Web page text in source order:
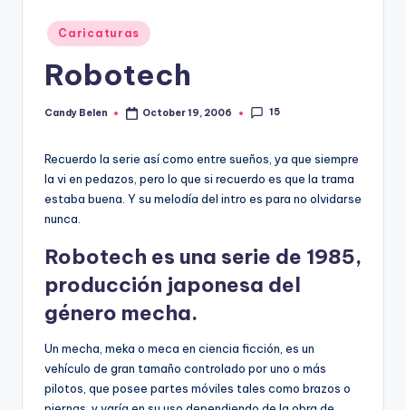
Posted
in
Caricaturas
Robotech
Posted
Candy Belen October 19, 2006 15
Recuerdo la serie así­ como entre sueños, ya que siempre
la vi en pedazos, pero lo que si recuerdo es que la trama
estaba buena. Y su melodía del intro es para no olvidarse
nunca.
Robotech es una serie de 1985,
producción japonesa del
género mecha.
Un mecha, meka o meca en ciencia ficción, es un
vehículo de gran tamaño controlado por uno o más
pilotos, que posee partes móviles tales como brazos o